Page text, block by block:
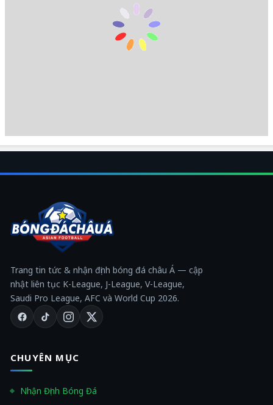
Trang tin tức & nhận định bóng đá châu Á — cập
nhật liên tục K-League, J-League, V-League,
Saudi Pro League, AFC và World Cup 2026.
CHUYÊN MỤC
Nhận Định Bóng Đá